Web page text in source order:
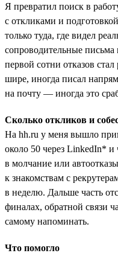
Я превратил поиск в
с откликами и
только туда, где видел
сопроводительные
первой сотни отказов
шире, иногда писал
на почту — иногда это
Сколько откликов и
На hh.ru у меня вышло
около 50 через LinkedIn*
в молчание или
к знакомствам с
в неделю. Дальше часть
финалах, обратной связи
самому напоминать.
Что помогло